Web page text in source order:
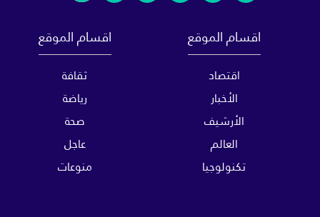
اقسام الموقع
اقتصاد
الأخبار
الأرشيف
العالم
تكنولوجيا
اقسام الموقع
ثقافة
رياضة
صحة
عاجل
منوعات